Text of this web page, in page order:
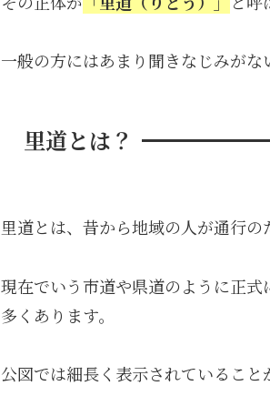
一般の方にはあまり聞きなじみがな
里道とは？
里道とは、昔から地域の人が通行の
現在でいう市道や県道のように正
多くあります。
公図では細長く表示されていること